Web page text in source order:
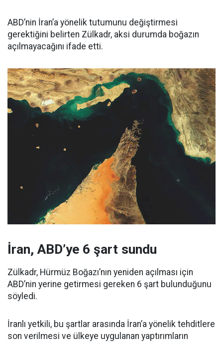
ABD’nin İran’a yönelik tutumunu değiştirmesi
gerektiğini belirten Zülkadr, aksi durumda boğazın
açılmayacağını ifade etti.
İran, ABD’ye 6 şart sundu
Zülkadr, Hürmüz Boğazı’nın yeniden açılması için
ABD’nin yerine getirmesi gereken 6 şart bulunduğunu
söyledi.
İranlı yetkili, bu şartlar arasında İran’a yönelik tehditlere
son verilmesi ve ülkeye uygulanan yaptırımların